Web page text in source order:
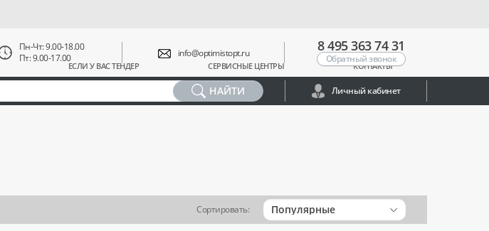
ЕСЛИ У ВАС ТЕНДЕР СЕРВИСНЫЕ ЦЕНТРЫ КОНТАКТЫ
Пн-Чт: 9.00-18.00
Пт: 9.00-17.00
info@optimistopt.ru 8 495 363 74 31
Обратный звонок
НАЙТИ Личный кабинет
Сортировать: Популярные